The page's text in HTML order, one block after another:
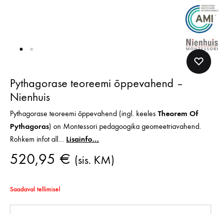
Pythagorase teoreemi õppevahend –
Nienhuis
Pythagorase teoreemi õppevahend (ingl. keeles Theorem Of
Pythagoras) on Montessori pedagoogika geomeetriavahend.
Rohkem infot all… Lisainfo…
520,95 € (sis. KM)
Saadaval tellimisel